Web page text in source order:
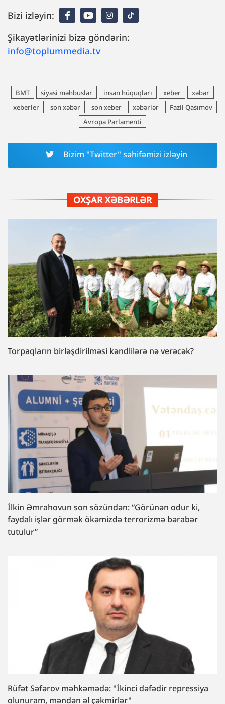
Bizi izləyin:
Şikayətlərinizi bizə göndərin:
info@toplummedia.tv
BMT siyasi məhbuslar insan hüquqları xeber
xəbər
xeberler
son xəbər son xeber xəbərlər
Fazil Qasımov
Avropa Parlamenti
Bizim "Twitter" səhifəmizi izləyin
OXŞAR XƏBƏRLƏR
Torpaqların birləşdirilməsi kəndlilərə nə verəcək?
İlkin Əmrahovun son sözündən: “Görünən odur ki,
faydalı işlər görmək ökəmizdə terrorizmə bərabər
tutulur”
Rüfət Səfərov məhkəmədə: "İkinci dəfədir repressiya
olunuram, məndən əl çəkmirlər"